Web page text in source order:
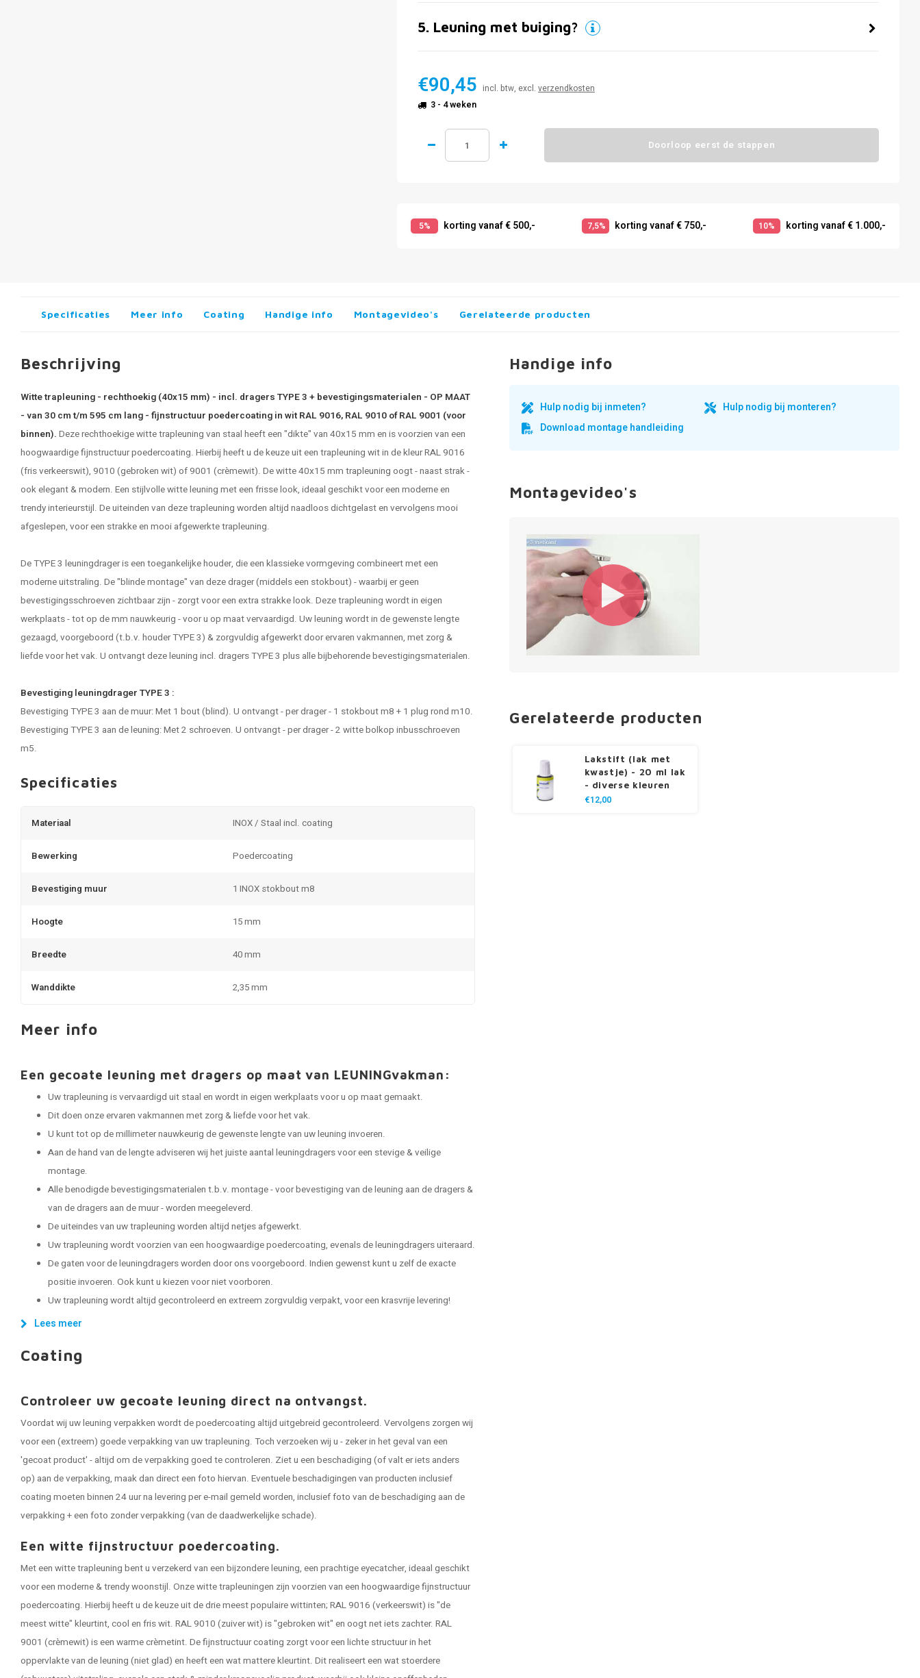
5. Leuning met buiging?
€90,45 incl. btw, excl. verzendkosten
3 - 4 weken
Doorloop eerst de stappen
5% korting vanaf € 500,- 7,5% korting vanaf € 750,- 10% korting vanaf € 1.000,-
Specificaties Meer info Coating Handige info Montagevideo's Gerelateerde producten
Beschrijving
Witte trapleuning - rechthoekig (40x15 mm) - incl. dragers TYPE 3 + bevestigingsmaterialen - OP MAAT
- van 30 cm t/m 595 cm lang - fijnstructuur poedercoating in wit RAL 9016, RAL 9010 of RAL 9001 (voor
binnen). Deze rechthoekige witte trapleuning van staal heeft een "dikte" van 40x15 mm en is voorzien van een
hoogwaardige fijnstructuur poedercoating. Hierbij heeft u de keuze uit een trapleuning wit in de kleur RAL 9016
(fris verkeerswit), 9010 (gebroken wit) of 9001 (crèmewit). De witte 40x15 mm trapleuning oogt - naast strak -
ook elegant & modern. Een stijlvolle witte leuning met een frisse look, ideaal geschikt voor een moderne en
trendy interieurstijl. De uiteinden van deze trapleuning worden altijd naadloos dichtgelast en vervolgens mooi
afgeslepen, voor een strakke en mooi afgewerkte trapleuning.
De TYPE 3 leuningdrager is een toegankelijke houder, die een klassieke vormgeving combineert met een
moderne uitstraling. De "blinde montage" van deze drager (middels een stokbout) - waarbij er geen
bevestigingsschroeven zichtbaar zijn - zorgt voor een extra strakke look. Deze trapleuning wordt in eigen
werkplaats - tot op de mm nauwkeurig - voor u op maat vervaardigd. Uw leuning wordt in de gewenste lengte
gezaagd, voorgeboord (t.b.v. houder TYPE 3) & zorgvuldig afgewerkt door ervaren vakmannen, met zorg &
liefde voor het vak. U ontvangt deze leuning incl. dragers TYPE 3 plus alle bijbehorende bevestigingsmaterialen.
Bevestiging leuningdrager TYPE 3 :
Bevestiging TYPE 3 aan de muur: Met 1 bout (blind). U ontvangt - per drager - 1 stokbout m8 + 1 plug rond m10.
Bevestiging TYPE 3 aan de leuning: Met 2 schroeven. U ontvangt - per drager - 2 witte bolkop inbusschroeven
m5.
Specificaties
Materiaal INOX / Staal incl. coating
Bewerking Poedercoating
Bevestiging muur 1 INOX stokbout m8
Hoogte 15 mm
Breedte 40 mm
Wanddikte 2,35 mm
Meer info
Een gecoate leuning met dragers op maat van LEUNINGvakman:
Uw trapleuning is vervaardigd uit staal en wordt in eigen werkplaats voor u op maat gemaakt.
Dit doen onze ervaren vakmannen met zorg & liefde voor het vak.
U kunt tot op de millimeter nauwkeurig de gewenste lengte van uw leuning invoeren.
Aan de hand van de lengte adviseren wij het juiste aantal leuningdragers voor een stevige & veilige
montage.
Alle benodigde bevestigingsmaterialen t.b.v. montage - voor bevestiging van de leuning aan de dragers &
van de dragers aan de muur - worden meegeleverd.
De uiteindes van uw trapleuning worden altijd netjes afgewerkt.
Uw trapleuning wordt voorzien van een hoogwaardige poedercoating, evenals de leuningdragers uiteraard.
De gaten voor de leuningdragers worden door ons voorgeboord. Indien gewenst kunt u zelf de exacte
positie invoeren. Ook kunt u kiezen voor niet voorboren.
Uw trapleuning wordt altijd gecontroleerd en extreem zorgvuldig verpakt, voor een krasvrije levering!
Lees meer
Coating
Controleer uw gecoate leuning direct na ontvangst.
Voordat wij uw leuning verpakken wordt de poedercoating altijd uitgebreid gecontroleerd. Vervolgens zorgen wij
voor een (extreem) goede verpakking van uw trapleuning. Toch verzoeken wij u - zeker in het geval van een
'gecoat product' - altijd om de verpakking goed te controleren. Ziet u een beschadiging (of valt er iets anders
op) aan de verpakking, maak dan direct een foto hiervan. Eventuele beschadigingen van producten inclusief
coating moeten binnen 24 uur na levering per e-mail gemeld worden, inclusief foto van de beschadiging aan de
verpakking + een foto zonder verpakking (van de daadwerkelijke schade).
Een witte fijnstructuur poedercoating.
Met een witte trapleuning bent u verzekerd van een bijzondere leuning, een prachtige eyecatcher, ideaal geschikt
voor een moderne & trendy woonstijl. Onze witte trapleuningen zijn voorzien van een hoogwaardige fijnstructuur
poedercoating. Hierbij heeft u de keuze uit de drie meest populaire wittinten; RAL 9016 (verkeerswit) is "de
meest witte" kleurtint, cool en fris wit. RAL 9010 (zuiver wit) is "gebroken wit" en oogt net iets zachter. RAL
9001 (crèmewit) is een warme crèmetint. De fijnstructuur coating zorgt voor een lichte structuur in het
oppervlakte van de leuning (niet glad) en heeft een wat mattere kleurtint. Dit realiseert een wat stoerdere
Handige info
Hulp nodig bij inmeten?
Hulp nodig bij monteren?
Download montage handleiding
Montagevideo's
Gerelateerde producten
Lakstift (lak met
kwastje) - 20 ml lak
- diverse kleuren
€12,00